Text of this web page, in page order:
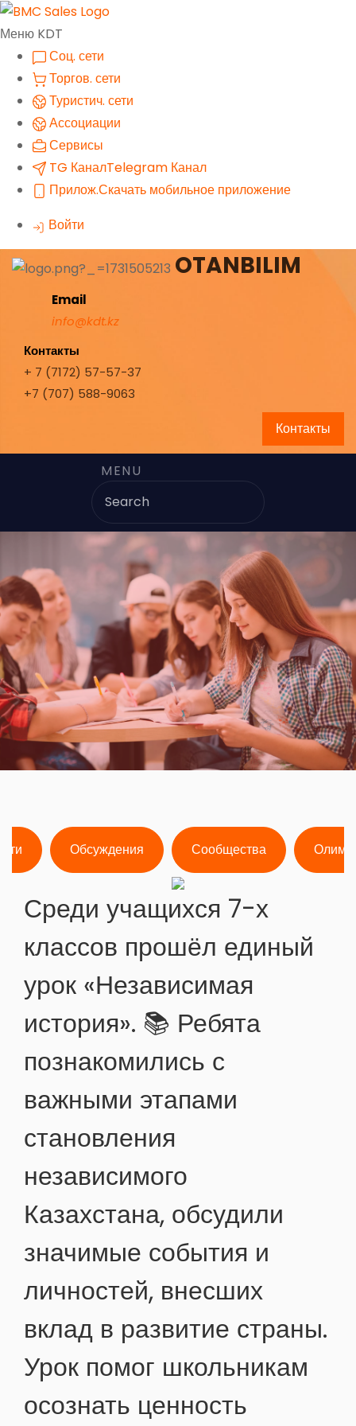
Меню KDT
Соц. сети
Торгов. сети
Туристич. сети
Ассоциации
Сервисы
TG КаналTelegram Канал
Прилож.Скачать мобильное приложение
Войти
OTANBILIM
Email
info@kdt.kz
Контакты
+ 7 (7172) 57-57-37
+7 (707) 588-9063
Контакты
MENU
Обсуждения Сообщества
Среди учащихся 7-х
классов прошёл единый
урок «Независимая
история». 📚 Ребята
познакомились с
важными этапами
становления
независимого
Казахстана, обсудили
значимые события и
личностей, внесших
вклад в развитие страны.
Урок помог школьникам
осознать ценность